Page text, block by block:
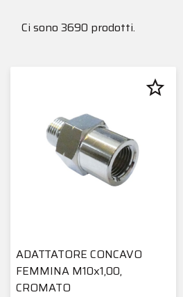
Ci sono 3690 prodotti.
ADATTATORE CONCAVO
FEMMINA M10x1,00,
CROMATO
star_border